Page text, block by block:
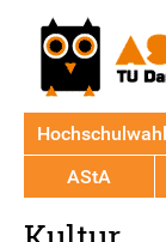
to
AStA